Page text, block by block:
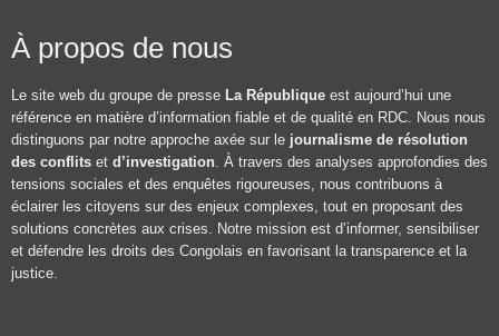
À propos de nous
Le site web du groupe de presse La République est aujourd’hui une
référence en matière d’information fiable et de qualité en RDC. Nous nous
distinguons par notre approche axée sur le journalisme de résolution
des conflits et d’investigation. À travers des analyses approfondies des
tensions sociales et des enquêtes rigoureuses, nous contribuons à
éclairer les citoyens sur des enjeux complexes, tout en proposant des
solutions concrètes aux crises. Notre mission est d’informer, sensibiliser
et défendre les droits des Congolais en favorisant la transparence et la
justice.